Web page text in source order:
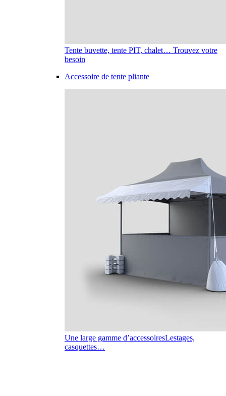
Tente buvette, tente PIT, chalet… Trouvez votre
besoin
Accessoire de tente pliante
Une large gamme d’accessoiresLestages,
casquettes…